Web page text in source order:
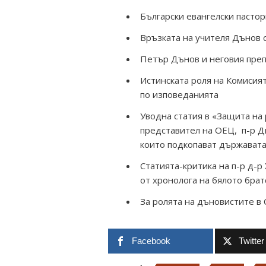
Български евангелски
Връзката на учителя Дънов
Петър Дънов и неговия
Истинската роля на
по изповеданията
Уводна статия в «Защита
представител на ОЕЦ, п-р
които подкопават
Статията-критика на п-р д-
от хронолога на бялото
За ролята на дъновистите
Facebook Twitter